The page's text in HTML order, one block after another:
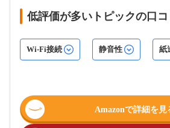
低評価が多いトピックの口
Wi-Fi接続 静音性 紙
Amazonで詳細を見